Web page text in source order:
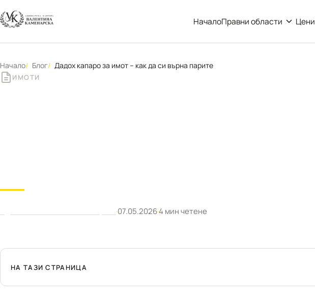
НачалоПравни области Цени
Начало Блог Дадох капаро за имот – как да си върна парите
ИМОТИ
·07.05.2026·4 мин четене
НА ТАЗИ СТРАНИЦА